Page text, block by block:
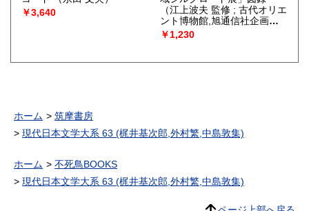
￥3,640
（江上波夫 監修 ; 古代オリエ
ント博物館,旭通信社企画開
発局 編）
￥1,230
ホーム
筑摩書房
現代日本文学大系 63 (梶井基次郎,外村繁,中島敦集)
ホーム
不死鳥BOOKS
現代日本文学大系 63 (梶井基次郎,外村繁,中島敦集)